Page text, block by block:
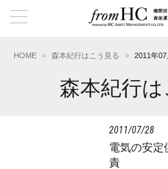
HOME 森本紀行はこう見る 2011年
森本紀行
2011 07 28
電気の安定
責